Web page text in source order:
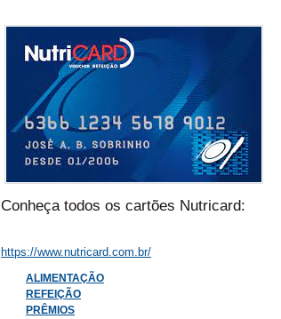
Conheça todos os cartões Nutricard:
https://www.nutricard.com.br/
ALIMENTAÇÃO
REFEIÇÃO
PRÊMIOS